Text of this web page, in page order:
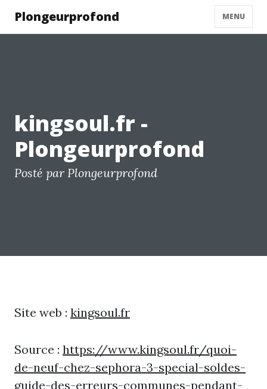
Plongeurprofond MENU
kingsoul.fr -
Plongeurprofond
Posté par Plongeurprofond
Site web : kingsoul.fr
Source : https://www.kingsoul.fr/quoi-
de-neuf-chez-sephora-3-special-soldes-
guide-des-erreurs-communes-pendant-